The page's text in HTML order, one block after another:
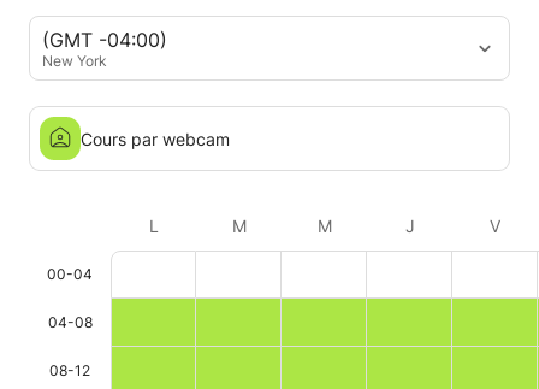
(GMT -04:00)
New York
Cours par webcam
L M M J V
00-04
04-08
08-12